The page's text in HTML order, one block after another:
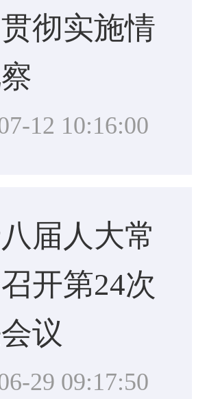
彻实施情
12 10:16:00
届人大常
开第24次
议
29 09:17:50